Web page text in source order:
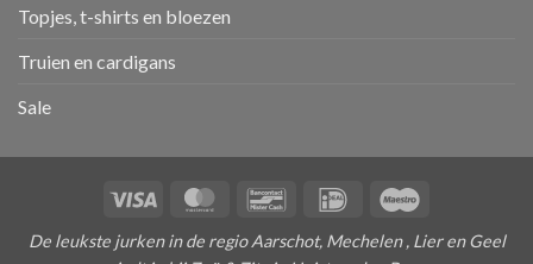
Topjes, t-shirts en bloezen
Truien en cardigans
Sale
Visa MasterCardBancontactIDeal
De leukste jurken in de regio Aarschot, Mechelen , Lier en Geel